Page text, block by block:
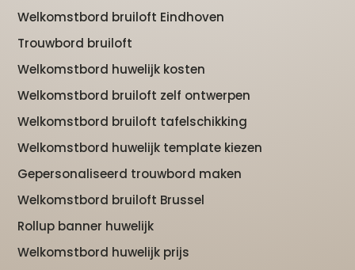
Welkomstbord bruiloft Eindhoven
Trouwbord bruiloft
Welkomstbord huwelijk kosten
Welkomstbord bruiloft zelf ontwerpen
Welkomstbord bruiloft tafelschikking
Welkomstbord huwelijk template kiezen
Gepersonaliseerd trouwbord maken
Welkomstbord bruiloft Brussel
Rollup banner huwelijk
Welkomstbord huwelijk prijs